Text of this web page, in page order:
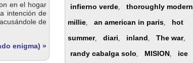
en el hogar
intención de
de
enigma) »
infierno verde,
thoroughly modern
millie, an american in paris,
hot
summer, diari, inland, The war,
randy cabalga solo, MISION,
ice